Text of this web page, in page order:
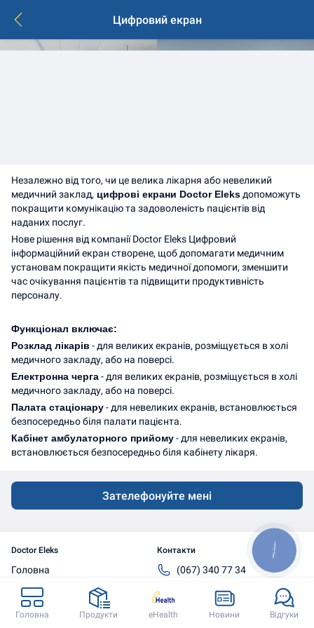
Цифровий екран
Незалежно від того, чи це велика лікарня або невеликий
медичний заклад, цифрові екрани Doctor Eleks допоможуть
покращити комунікацію та задоволеність пацієнтів від
наданих послуг.
Нове рішення від компанії Doctor Eleks Цифровий
інформаційний екран створене, щоб допомагати медичним
установам покращити якість медичної допомоги, зменшити
час очікування пацієнтів та підвищити продуктивність
персоналу.
Функціонал включає:
Розклад лікарів - для великих екранів, розміщується в холі
медичного закладу, або на поверсі.
Електронна черга - для великих екранів, розміщується в холі
медичного закладу, або на поверсі.
Палата стаціонару - для невеликих екранів, встановлюється
безпосередньо біля палати пацієнта.
Кабінет амбулаторного прийому - для невеликих екранів,
встановлюється безпосередньо біля кабінету лікаря.
Зателефонуйте мені
Doctor Eleks
Головна
Продукти
eHealth
Контакти
(067) 340 77 34
(099) 340 70 35
(032) 242 69 03
Головна Продукти eHealth Новини Відгуки
КНОПКА
ЗВ'ЯЗКУ